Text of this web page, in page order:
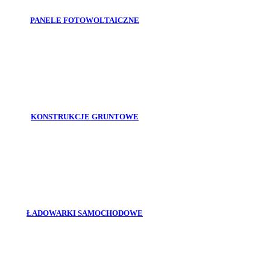
PANELE FOTOWOLTAICZNE
KONSTRUKCJE GRUNTOWE
ŁADOWARKI SAMOCHODOWE